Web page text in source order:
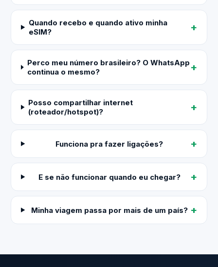
Quando recebo e quando ativo minha
eSIM?
Perco meu número brasileiro? O WhatsApp
continua o mesmo?
Posso compartilhar internet
(roteador/hotspot)?
Funciona pra fazer ligações?
E se não funcionar quando eu chegar?
Minha viagem passa por mais de um país?